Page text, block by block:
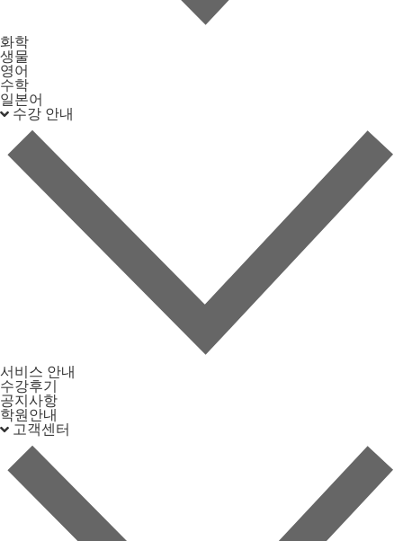
화학
생물
영어
수학
일본어
수강 안내
서비스 안내
수강후기
공지사항
학원안내
고객센터